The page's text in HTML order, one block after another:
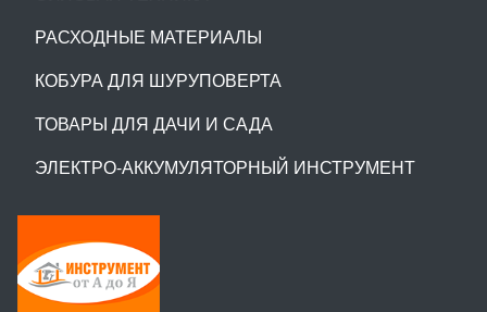
РАСХОДНЫЕ МАТЕРИАЛЫ
КОБУРА ДЛЯ ШУРУПОВЕРТА
ТОВАРЫ ДЛЯ ДАЧИ И САДА
ЭЛЕКТРО-АККУМУЛЯТОРНЫЙ ИНСТРУМЕНТ